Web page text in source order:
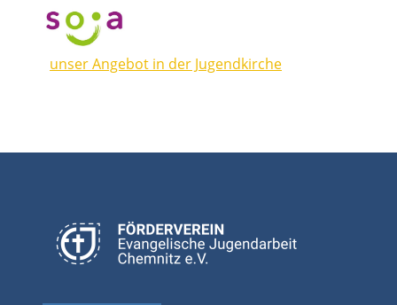
unser Angebot in der Jugendkirche